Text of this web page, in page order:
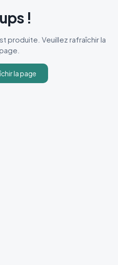
!
produite. Veuillez rafraîchir la
la page